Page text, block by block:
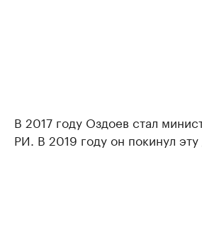
В 2017 году Оздоев стал
РИ. В 2019 году он покинул эту